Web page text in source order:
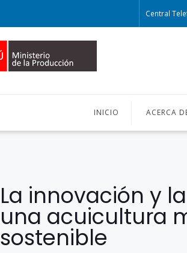
Central
INICIO ACERCA
La innovación y
una acuicultura
sostenible